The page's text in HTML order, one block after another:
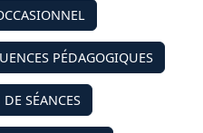
PÉDAGOGIQUES
SÉANCES